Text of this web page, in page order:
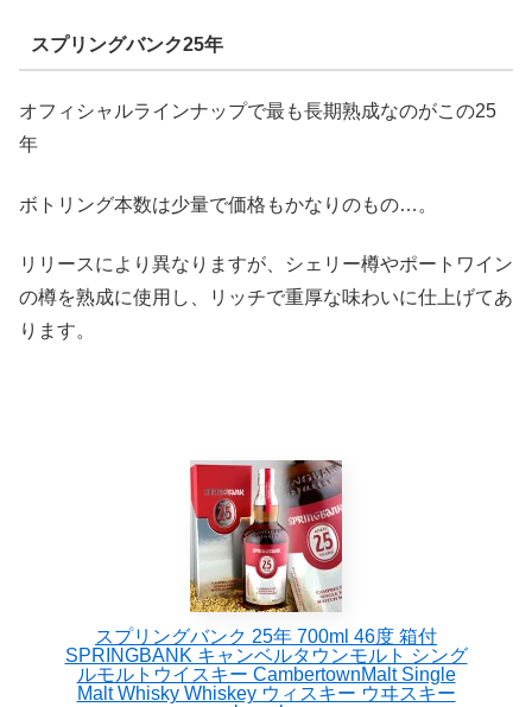
スプリングバンク25年
オフィシャルラインナップで最も長期熟成なのがこの25
年
ボトリング本数は少量で価格もかなりのもの…。
リリースにより異なりますが、シェリー樽やポートワイン
の樽を熟成に使用し、リッチで重厚な味わいに仕上げてあ
ります。
スプリングバンク 25年 700ml 46度 箱付
SPRINGBANK キャンベルタウンモルト シング
ルモルトウイスキー CambertownMalt Single
Malt Whisky Whiskey ウィスキー ウヰスキー